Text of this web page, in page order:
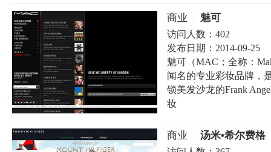
商业 魅可
访问人数： 402
发布日期： 2014-09-25
魅可（MAC；全称：
闻名的专业彩妆品牌，
锁美发沙龙的Frank
妆
商业 汤米•希尔费格